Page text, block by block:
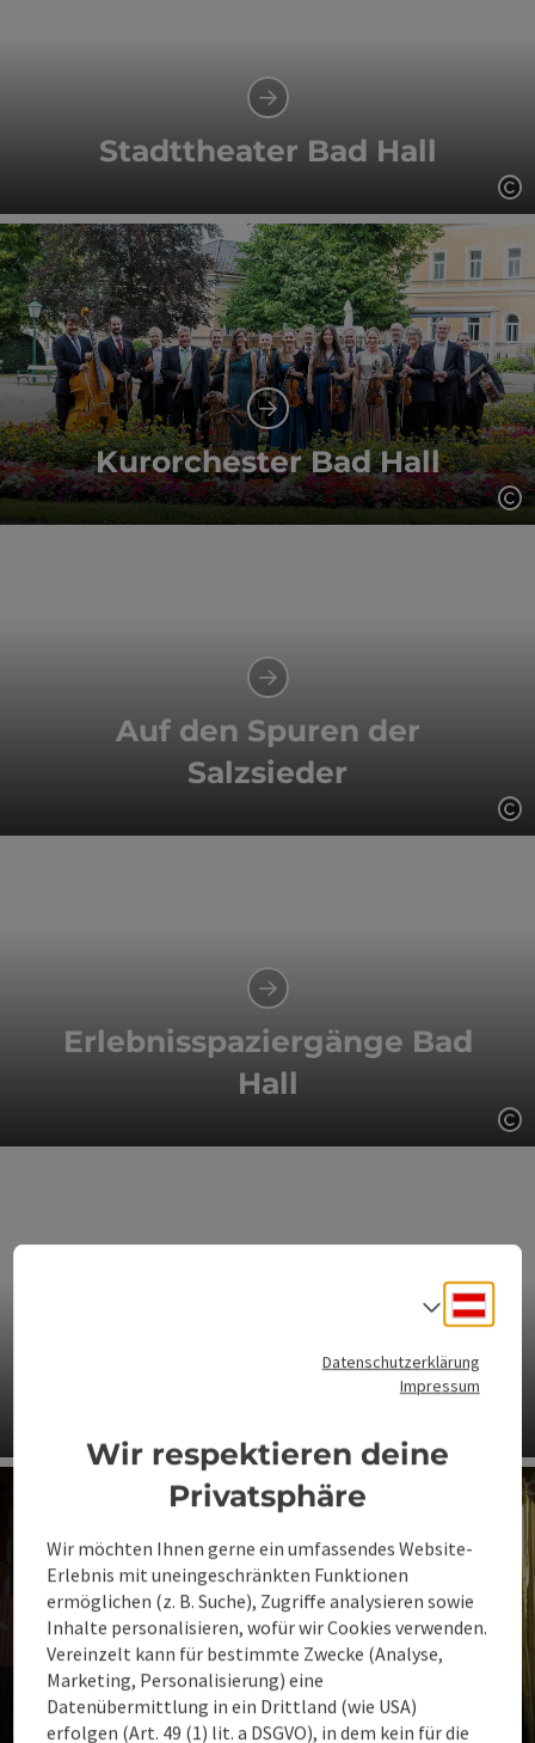
Stadttheater Bad Hall
Kurorchester Bad Hall
Auf den Spuren der
Salzsieder
Erlebnisspaziergänge Bad
Hall
Bauernmarkt Bad Hall
Bad Haller Carneval Club
Datenschutzerklärung
Impressum
Wir respektieren deine
Privatsphäre
Wir möchten Ihnen gerne ein umfassendes Website-
Erlebnis mit uneingeschränkten Funktionen
ermöglichen (z. B. Suche), Zugriffe analysieren sowie
Inhalte personalisieren, wofür wir Cookies verwenden.
Vereinzelt kann für bestimmte Zwecke (Analyse,
Marketing, Personalisierung) eine
Datenübermittlung in ein Drittland (wie USA)
erfolgen (Art. 49 (1) lit. a DSGVO), in dem kein für die